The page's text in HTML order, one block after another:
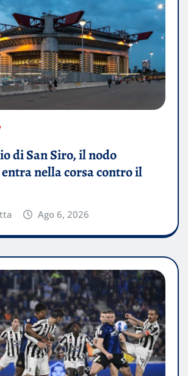
di San Siro, il nodo
nella corsa contro il
Ago 6, 2026